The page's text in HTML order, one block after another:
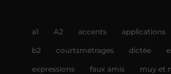
a1 A2 accents applications
b2 courtsmétrages dictée
expressions faux amis muy et